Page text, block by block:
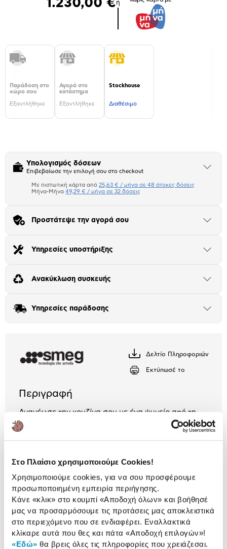
Στο Πλαίσιο χρησιμοποιούμε Cookies!
Χρησιμοποιούμε cookies, για να σου προσφέρουμε
προσωποποιημένη εμπειρία περιήγησης.
Κάνε «κλικ» στο κουμπί «Αποδοχή όλων» και βοήθησέ
μας να προσαρμόσουμε τις προτάσεις μας αποκλειστικά
στο περιεχόμενο που σε ενδιαφέρει. Εναλλακτικά
κλίκαρε αυτά που θες και πάτα «Αποδοχή επιλογών»!
«Εδώ» θα βρεις όλες τις πληροφορίες που χρειάζεσαι.
ή
Παράδοση στο
χώρο σου
Εξαντλήθηκε
Αγορά στο
κατάστημα
Εξαντλήθηκε
Stockhouse
Διαθέσιμο
Υπολογισμός δόσεων
Επιβεβαίωσε την επιλογή σου στο checkout
Άνοιξε
Πιστωτική κάρτα
Με πιστωτική κάρτα από 25,63 € / μήνα σε 48 άτοκες δόσεις
Μήνα-Μήνα 49,29 € / μήνα σε 32 δόσεις
Προστάτεψε την αγορά σου
Άνοιξε
Υπηρεσίες υποστήριξης
Άνοιξε
Ανακύκλωση συσκευής
Άνοιξε
Υπηρεσίες παράδοσης
Άνοιξε
Κατέβασέ
το
Δελτίο Πληροφοριών
Εκτύπωσέ το
Περιγραφή
Ανανέωσε την κουζίνα σου με ένα ψυγείο από τη
Smeg, χωρητικότητας 34Lt, με αυτόματη απόψυξη
και LED φωτισμό, για να βρίσκεις εύκολα όσα
ψάχνεις!
Πληροφορίες
Χαρακτηριστικά
Καθαρή χωρητικότητα 34 Lt
Διαστάσεις (ΥxΠxΒ):
72,50 cm x 40,40 cm x 50